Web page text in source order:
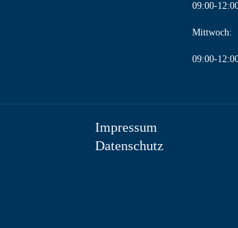
09:00-
Mittwoch:
09:00-
Impressum
Datenschutz